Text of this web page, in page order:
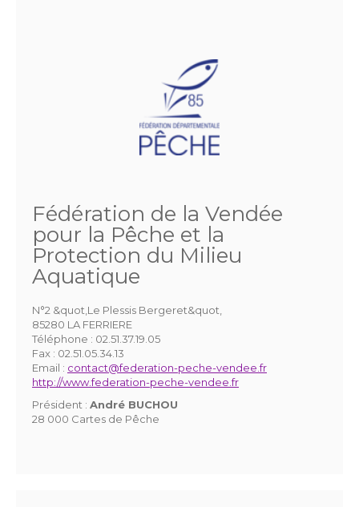
Fédération de la Vendée
pour la Pêche et la
Protection du Milieu
Aquatique
N°2 &quot,Le Plessis Bergeret&quot,
85280 LA FERRIERE
Téléphone : 02.51.37.19.05
Fax : 02.51.05.34.13
Email : contact@federation-peche-vendee.fr
http://www.federation-peche-vendee.fr
Président : André BUCHOU
28 000 Cartes de Pêche